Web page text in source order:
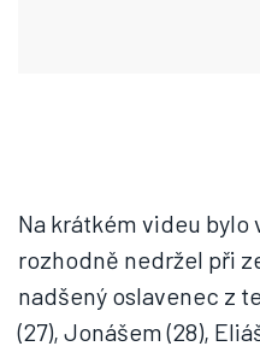
Na krátkém videu bylo
rozhodně nedržel při
nadšený oslavenec z
(27), Jonášem (28),